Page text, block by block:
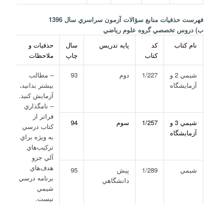
فهرست حذفيات منابع سؤالات آزمون سراسري سال 1396
ب) دروس تخصصي گروه علوم رياضي
نام كتاب
كد
كتاب
پايه تدريس
سال
چاپ
حذفيات و
ملاحظات
شيمي 2 و
آزمايشگاه
1/227 دوم 93
– مطالب
بيشتر بدانيد،
آزمايش كنيد.
– نامگذاري
فراتر از
كتاب درسي
به ويژه براي
تركيب‌هاي
آلي جزو
هدف‌هاي
برنامه درسي
شيمي
نيست.
شيمي 3 و
آزمايشگاه
1/257 سوم 94
شيمي 1/289
پيش
دانشگاهي
95